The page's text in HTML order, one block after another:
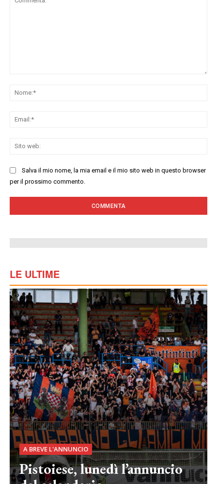
Salva il mio nome, la mia email e il mio sito web in questo browser
per il prossimo commento.
LE ULTIME
A BREVE L'ANNUNCIO
Pistoiese, lunedì l’annuncio